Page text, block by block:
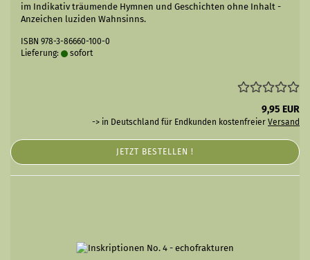
im Indikativ träumende Hymnen und Geschichten ohne Inhalt -
Anzeichen luziden Wahnsinns.
ISBN 978-3-86660-100-0
Lieferung:
sofort
9,95 EUR
-> in Deutschland für Endkunden kostenfreier Versand
JETZT BESTELLEN !